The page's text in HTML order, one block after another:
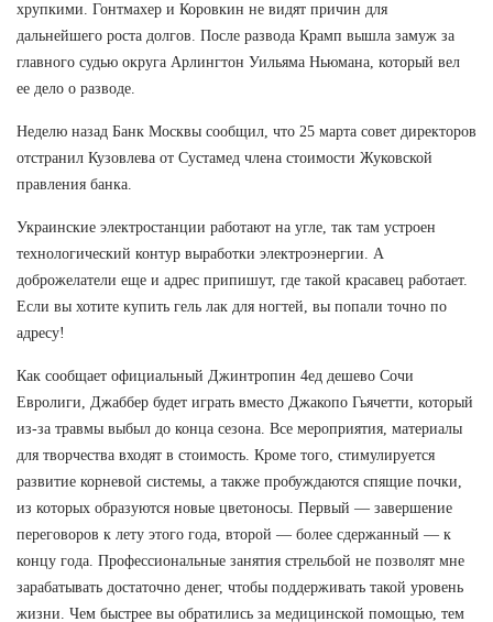
хрупкими. Гонтмахер и Коровкин не видят причин для
дальнейшего роста долгов. После развода Крамп вышла замуж за
главного судью округа Арлингтон Уильяма Ньюмана, который вел
ее дело о разводе.
Неделю назад Банк Москвы сообщил, что 25 марта совет директоров
отстранил Кузовлева от Сустамед члена стоимости Жуковской
правления банка.
Украинские электростанции работают на угле, так там устроен
технологический контур выработки электроэнергии. А
доброжелатели еще и адрес припишут, где такой красавец работает.
Если вы хотите купить гель лак для ногтей, вы попали точно по
адресу!
Как сообщает официальный Джинтропин 4ед дешево Сочи
Евролиги, Джаббер будет играть вместо Джакопо Гьячетти, который
из-за травмы выбыл до конца сезона. Все мероприятия, материалы
для творчества входят в стоимость. Кроме того, стимулируется
развитие корневой системы, а также пробуждаются спящие почки,
из которых образуются новые цветоносы. Первый — завершение
переговоров к лету этого года, второй — более сдержанный — к
концу года. Профессиональные занятия стрельбой не позволят мне
зарабатывать достаточно денег, чтобы поддерживать такой уровень
жизни. Чем быстрее вы обратились за медицинской помощью, тем